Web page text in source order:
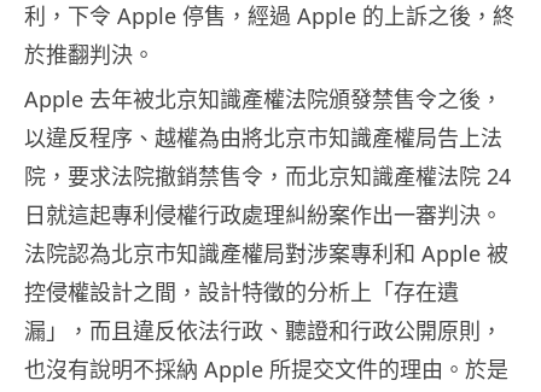
利，下令 Apple 停售，經過 Apple 的上訴之後，終
於推翻判決。
Apple 去年被北京知識產權法院頒發禁售令之後，
以違反程序、越權為由將北京市知識產權局告上法
院，要求法院撤銷禁售令，而北京知識產權法院 24
日就這起專利侵權行政處理糾紛案作出一審判決。
法院認為北京市知識產權局對涉案專利和 Apple 被
控侵權設計之間，設計特徵的分析上「存在遺
漏」，而且違反依法行政、聽證和行政公開原則，
也沒有說明不採納 Apple 所提交文件的理由。於是